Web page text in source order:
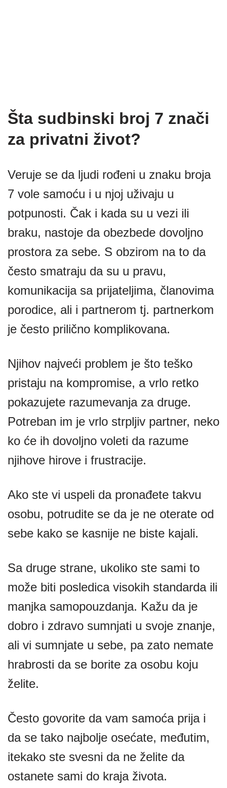
Šta sudbinski broj 7 znači
za privatni život?
Veruje se da ljudi rođeni u znaku broja
7 vole samoću i u njoj uživaju u
potpunosti. Čak i kada su u vezi ili
braku, nastoje da obezbede dovoljno
prostora za sebe. S obzirom na to da
često smatraju da su u pravu,
komunikacija sa prijateljima, članovima
porodice, ali i partnerom tj. partnerkom
je često prilično komplikovana.
Njihov najveći problem je što teško
pristaju na kompromise, a vrlo retko
pokazujete razumevanja za druge.
Potreban im je vrlo strpljiv partner, neko
ko će ih dovoljno voleti da razume
njihove hirove i frustracije.
Ako ste vi uspeli da pronađete takvu
osobu, potrudite se da je ne oterate od
sebe kako se kasnije ne biste kajali.
Sa druge strane, ukoliko ste sami to
može biti posledica visokih standarda ili
manjka samopouzdanja. Kažu da je
dobro i zdravo sumnjati u svoje znanje,
ali vi sumnjate u sebe, pa zato nemate
hrabrosti da se borite za osobu koju
želite.
Često govorite da vam samoća prija i
da se tako najbolje osećate, međutim,
itekako ste svesni da ne želite da
ostanete sami do kraja života.